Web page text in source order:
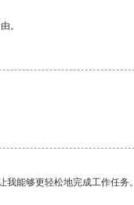
。
能够更轻松地完成工作任务。